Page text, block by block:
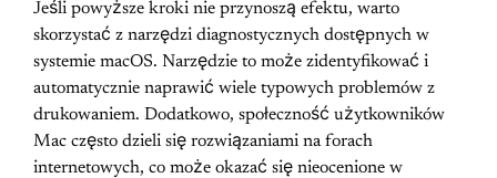
Jeśli powyższe kroki nie przynoszą efektu, warto
skorzystać z narzędzi diagnostycznych dostępnych w
systemie macOS. Narzędzie to może zidentyfikować i
automatycznie naprawić wiele typowych problemów z
drukowaniem. Dodatkowo, społeczność użytkowników
Mac często dzieli się rozwiązaniami na forach
internetowych, co może okazać się nieocenione w